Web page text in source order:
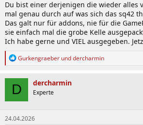
Du bist einer derjenigen die wieder alles
mal genau durch auf was sich das sq42
Das galt nur für addons, nie für die
sie einfach mal die grobe Kelle
Ich habe gerne und VIEL ausgegeben.
R
k
t
i
o
n
e
Gurkengraeber unddercharmin
D dercharmin
Experte
24.04.2026